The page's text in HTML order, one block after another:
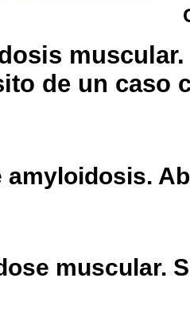
muscular.
de un caso
amyloidosis.
muscular.